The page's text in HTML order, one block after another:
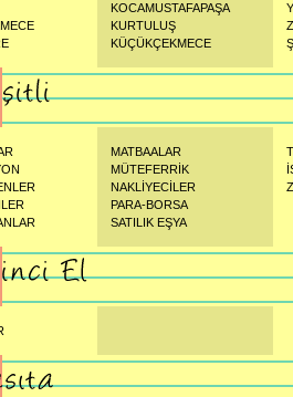
KOCAMUSTAFAPAŞA
KURTULUŞ
KÜÇÜKÇEKMECE
MATBAALAR
MÜTEFERRİK
NAKLİYECİLER
PARA-BORSA
SATILIK EŞYA